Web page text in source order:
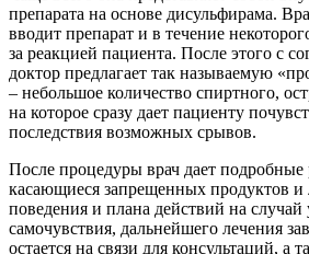
препарата на основе дисульфирама.
вводит препарат и в течение
за реакцией пациента. После этого с
доктор предлагает так называемую
– небольшое количество спиртного,
на которое сразу дает пациенту
последствия возможных срывов.
После процедуры врач дает подробные
касающиеся запрещенных продуктов и
поведения и плана действий на случай
самочувствия, дальнейшего лечения
остается на связи для консультаций, а